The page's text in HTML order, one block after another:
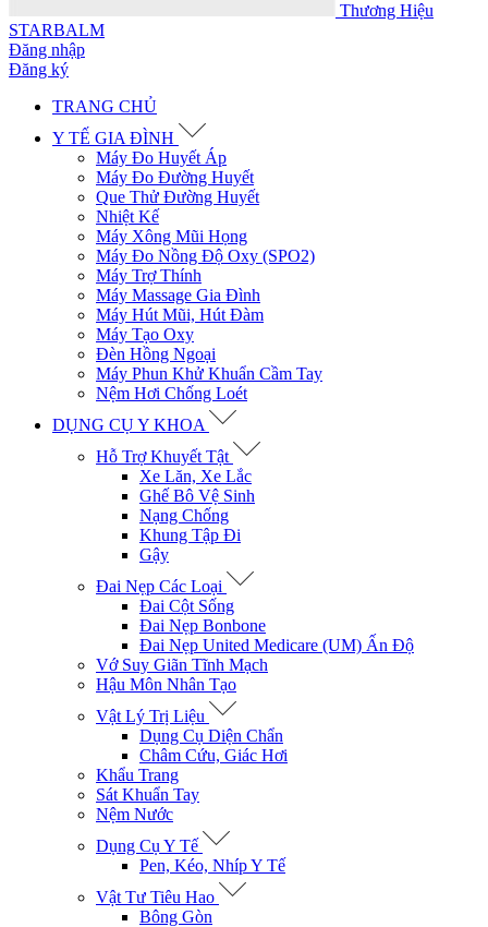
Thương Hiệu
STARBALM
Đăng nhập
Đăng ký
TRANG CHỦ
Y TẾ GIA ĐÌNH
Máy Đo Huyết Áp
Máy Đo Đường Huyết
Que Thử Đường Huyết
Nhiệt Kế
Máy Xông Mũi Họng
Máy Đo Nồng Độ Oxy (SPO2)
Máy Trợ Thính
Máy Massage Gia Đình
Máy Hút Mũi, Hút Đàm
Máy Tạo Oxy
Đèn Hồng Ngoại
Máy Phun Khử Khuẩn Cầm Tay
Nệm Hơi Chống Loét
DỤNG CỤ Y KHOA
Hỗ Trợ Khuyết Tật
Xe Lăn, Xe Lắc
Ghế Bô Vệ Sinh
Nạng Chống
Khung Tập Đi
Gậy
Đai Nẹp Các Loại
Đai Cột Sống
Đai Nẹp Bonbone
Đai Nẹp United Medicare (UM) Ấn Độ
Vớ Suy Giãn Tĩnh Mạch
Hậu Môn Nhân Tạo
Vật Lý Trị Liệu
Dụng Cụ Diện Chẩn
Châm Cứu, Giác Hơi
Khẩu Trang
Sát Khuẩn Tay
Nệm Nước
Dụng Cụ Y Tế
Pen, Kéo, Nhíp Y Tế
Vật Tư Tiêu Hao
Bông Gòn